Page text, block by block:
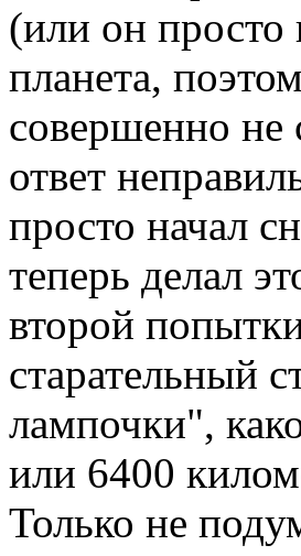
(или он просто
планета,
совершенно не
ответ
просто начал
теперь делал
второй
старательный
лампочки",
или 6400
Только не